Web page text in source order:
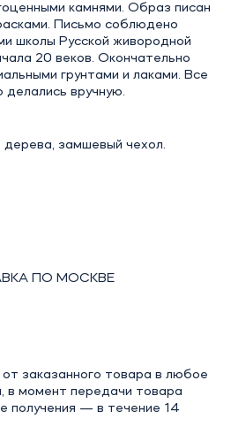
камнями. Образ писан
Письмо соблюдено
школы Русской живородной
20 веков. Окончательно
грунтами и лаками. Все
вручную.
замшевый чехол.
ПО МОСКВЕ
заказанного товара в любое
в момент передачи товара
получения — в течение 14